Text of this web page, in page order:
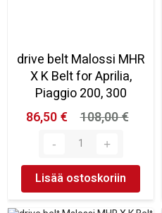
drive belt Malossi MHR
X K Belt for Aprilia,
Piaggio 200, 300
86,50 €
108,00 €
Lisää ostoskoriin